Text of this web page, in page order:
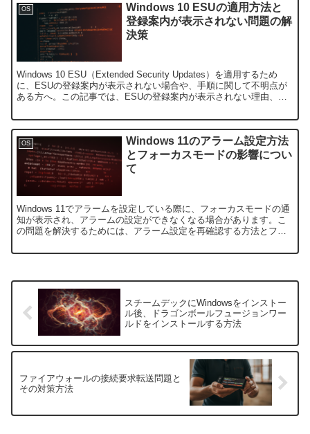
OS
Windows 10 ESUの適用方法と
登録案内が表示されない問題の解
決策
Windows 10 ESU（Extended Security Updates）を適用するため
に、ESUの登録案内が表示されない場合や、手順に関して不明点が
ある方へ。この記事では、ESUの登録案内が表示されない理由、
OS
Windows 11のアラーム設定方法
とフォーカスモードの影響につい
て
Windows 11でアラームを設定している際に、フォーカスモードの通
知が表示され、アラームの設定ができなくなる場合があります。こ
の問題を解決するためには、アラーム設定を再確認する方法とフォ
スチームデックにWindowsをインストー
ル後、ドラゴンボールフュージョンワー
ルドをインストールする方法
ファイアウォールの接続要求転送問題と
その対策方法